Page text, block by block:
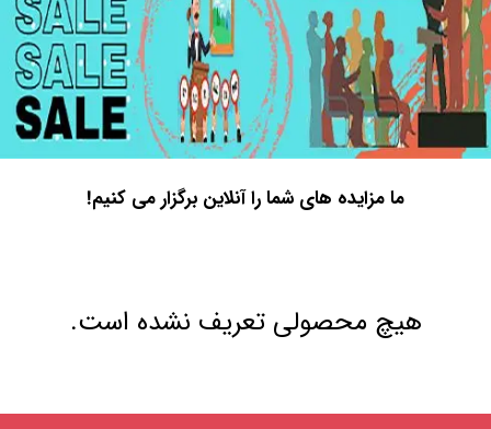
ما مزایده های شما را آنلاین برگزار می کنیم!
هیچ محصولی تعریف نشده است.